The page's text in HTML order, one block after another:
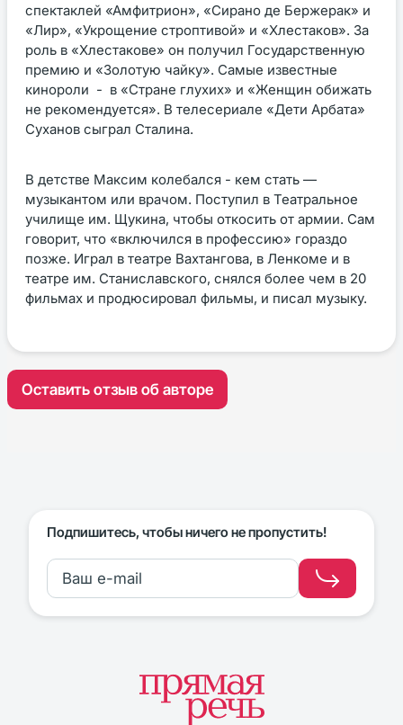
спектаклей «Амфитрион», «Сирано де Бержерак» и
«Лир», «Укрощение строптивой» и «Хлестаков». За
роль в «Хлестакове» он получил Государственную
премию и «Золотую чайку». Самые известные
кинороли - в «Стране глухих» и «Женщин обижать
не рекомендуется». В телесериале «Дети Арбата»
Суханов сыграл Сталина.
В детстве Максим колебался - кем стать —
музыкантом или врачом. Поступил в Театральное
училище им. Щукина, чтобы откосить от армии. Сам
говорит, что «включился в профессию» гораздо
позже. Играл в театре Вахтангова, в Ленкоме и в
театре им. Станиславского, снялся более чем в 20
фильмах и продюсировал фильмы, и писал музыку.
Оставить отзыв об авторе
Подпишитесь, чтобы ничего не пропустить!